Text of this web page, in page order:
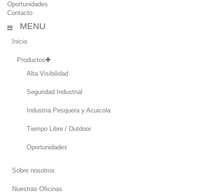
Oportunidades
Contacto
MENU
Inicio
Productos
Alta Visibilidad
Seguridad Industrial
Industria Pesquera y Acuicola
Tiempo Libre / Outdoor
Oportunidades
Sobre nosotros
Nuestras Oficinas